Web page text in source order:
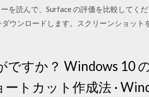
を読んで、Surface の評価を比較して
ウンロードします。スクリーンショット
すか？ Windows 10
トカット作成法 ·